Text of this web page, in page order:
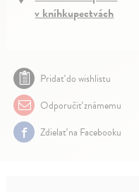
v kníhkupectvách
Pridať do wishlistu
Odporučiť známemu
Zdielať na Facebooku